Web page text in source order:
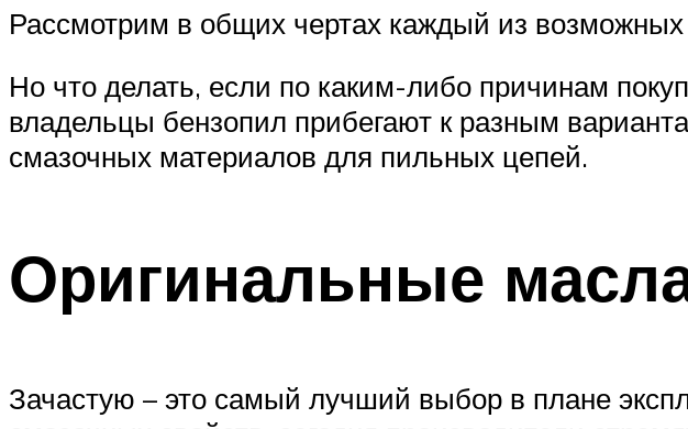
Рассмотрим в общих чертах каждый из
Но что делать, если по каким-либо причинам
владельцы бензопил прибегают к разным
смазочных материалов для пильных цепей.
Оригинальные
Зачастую – это самый лучший выбор в плане